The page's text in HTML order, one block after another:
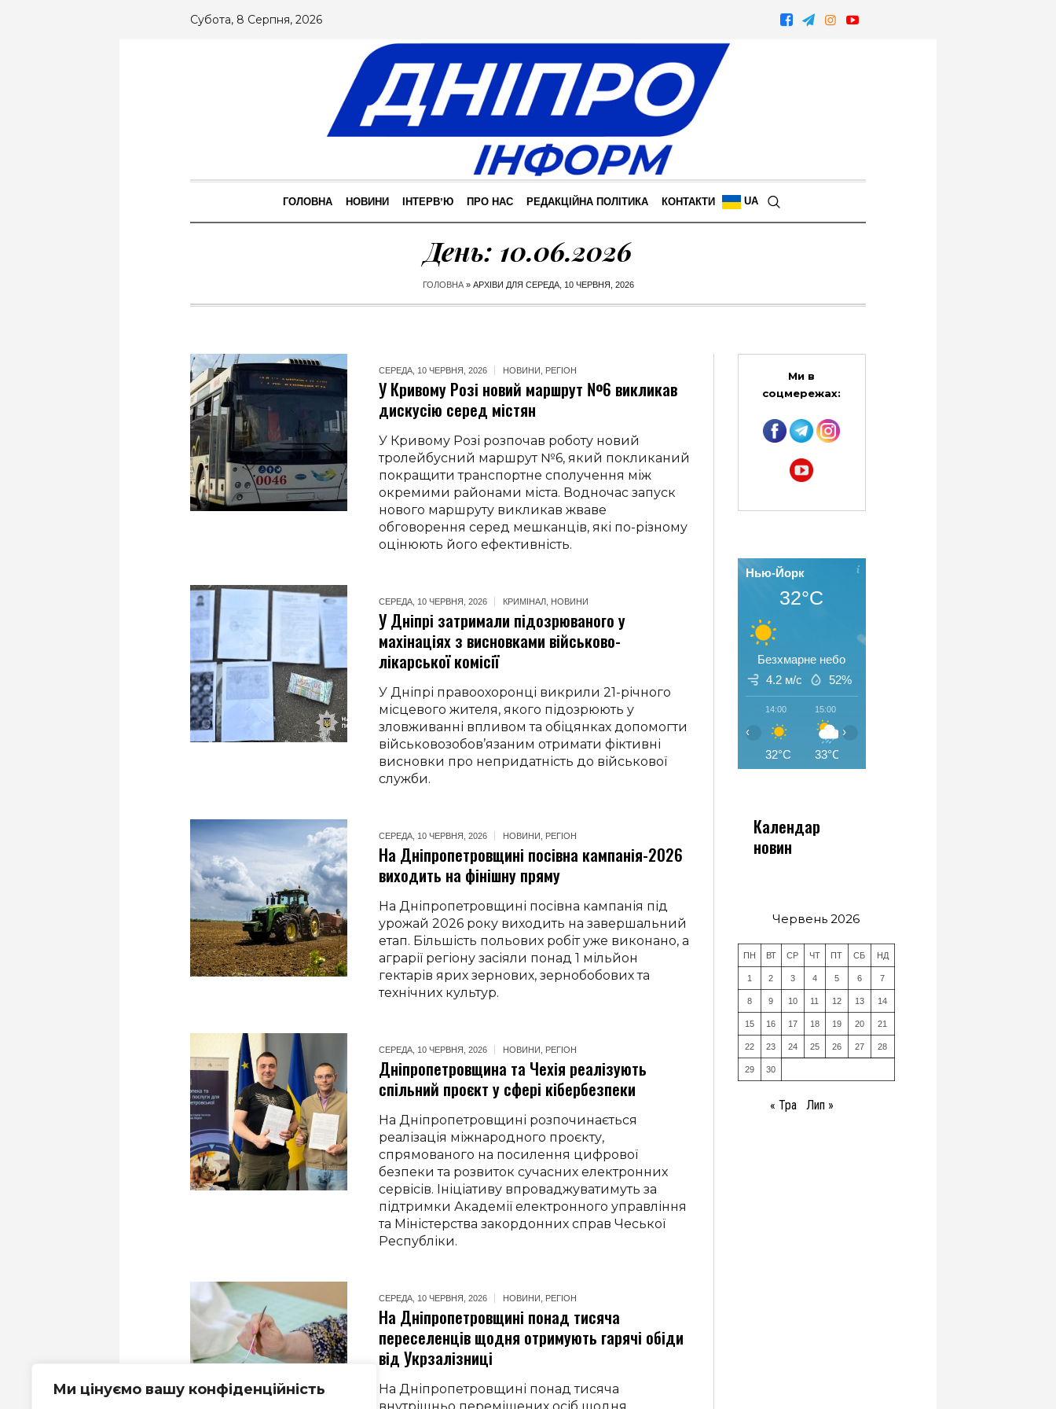
Ми цінуємо вашу конфіденційність
Субота, 8 Серпня, 2026
ГОЛОВНА НОВИНИ ІНТЕРВʼЮ ПРО НАС РЕДАКЦІЙНА ПОЛІТИКА КОНТАКТИ UA
День: 10.06.2026
ГОЛОВНА» АРХІВИ ДЛЯ СЕРЕДА, 10 ЧЕРВНЯ, 2026
СЕРЕДА, 10 ЧЕРВНЯ, 2026 НОВИНИ РЕГІОН
У Кривому Розі новий маршрут №6 викликав
дискусію серед містян
У Кривому Розі розпочав роботу новий
тролейбусний маршрут №6, який покликаний
покращити транспортне сполучення між
окремими районами міста. Водночас запуск
нового маршруту викликав жваве
обговорення серед мешканців, які по-різному
оцінюють його ефективність.
СЕРЕДА, 10 ЧЕРВНЯ, 2026 КРИМІНАЛ, НОВИНИ
У Дніпрі затримали підозрюваного у
махінаціях з висновками військово-
лікарської комісії
У Дніпрі правоохоронці викрили 21-річного
місцевого жителя, якого підозрюють у
зловживанні впливом та обіцянках допомогти
військовозобов’язаним отримати фіктивні
висновки про непридатність до військової
служби.
СЕРЕДА, 10 ЧЕРВНЯ, 2026 НОВИНИ РЕГІОН
На Дніпропетровщині посівна кампанія-2026
виходить на фінішну пряму
На Дніпропетровщині посівна кампанія під
урожай 2026 року виходить на завершальний
етап. Більшість польових робіт уже виконано, а
аграрії регіону засіяли понад 1 мільйон
гектарів ярих зернових, зернобобових та
технічних культур.
СЕРЕДА, 10 ЧЕРВНЯ, 2026 НОВИНИ РЕГІОН
Дніпропетровщина та Чехія реалізують
спільний проєкт у сфері кібербезпеки
На Дніпропетровщині розпочинається
реалізація міжнародного проєкту,
спрямованого на посилення цифрової
безпеки та розвиток сучасних електронних
сервісів. Ініціативу впроваджуватимуть за
підтримки Академії електронного управління
та Міністерства закордонних справ Чеської
Республіки.
СЕРЕДА, 10 ЧЕРВНЯ, 2026 НОВИНИ РЕГІОН
На Дніпропетровщині понад тисяча
переселенців щодня отримують гарячі обіди
від Укрзалізниці
На Дніпропетровщині понад тисяча
Ми в
соцмережах:
Нью-Йорк
32°C
Безхмарне небо
4.2 м/с
52%
14:00
32°C
15:00
33°C
‹ ›
Календар
новин
Червень 2026
ПН ВТ СР ЧТ ПТ СБ НД
1 2 3 4 5 6 7
8 9 10 11 12 13 14
15 16 17 18 19 20 21
22 23 24 25 26 27 28
29 30
« Тра Лип »